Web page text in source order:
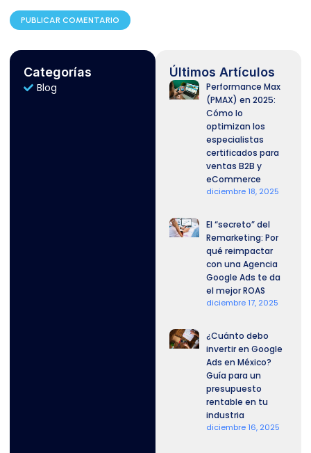
Categorías
Blog
Últimos Artículos
Performance Max
(PMAX) en 2025:
Cómo lo
optimizan los
especialistas
certificados para
ventas B2B y
eCommerce
diciembre 18, 2025
El “secreto” del
Remarketing: Por
qué reimpactar
con una Agencia
Google Ads te da
el mejor ROAS
diciembre 17, 2025
¿Cuánto debo
invertir en Google
Ads en México?
Guía para un
presupuesto
rentable en tu
industria
diciembre 16, 2025